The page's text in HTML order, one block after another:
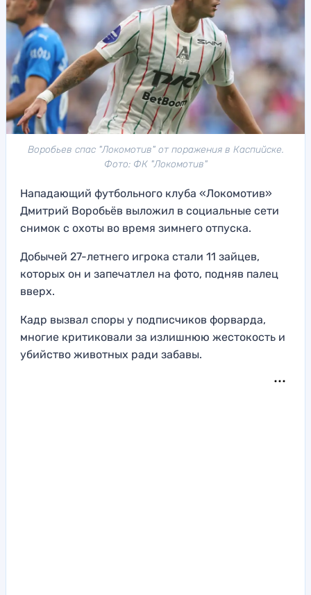
Воробьев спас "Локомотив" от поражения в Каспийске.
Фото: ФК "Локомотив"
Нападающий футбольного клуба «Локомотив»
Дмитрий Воробьёв выложил в социальные сети
снимок с охоты во время зимнего отпуска.
Добычей 27-летнего игрока стали 11 зайцев,
которых он и запечатлел на фото, подняв палец
вверх.
Кадр вызвал споры у подписчиков форварда,
многие критиковали за излишнюю жестокость и
убийство животных ради забавы.